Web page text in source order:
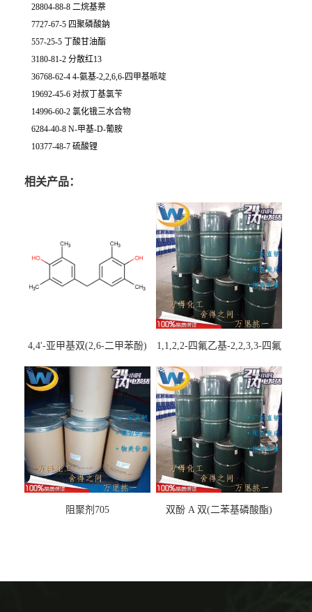
28804-88-8 二烷基萘
7727-67-5 四聚磷酸鈉
557-25-5 丁酸甘油酯
3180-81-2 分散红13
36768-62-4 4-氨基-2,2,6,6-四甲基哌啶
19692-45-6 对叔丁基氯苄
14996-60-2 氯化锇三水合物
6284-40-8 N-甲基-D-葡胺
10377-48-7 硫酸锂
相关产品：
4,4'-亚甲基双(2,6-二甲苯酚)
1,1,2,2-四氟乙基-2,2,3,3-四氟
阻聚剂705 双酚 A 双(二苯基磷酸酯)